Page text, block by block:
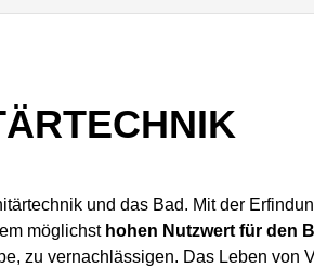
und das Bad. Mit der
möglichst hohen Nutzwert für den
zu vernachlässigen. Das Leben